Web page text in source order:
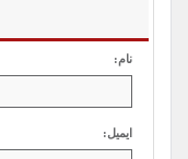
نام:
ایمیل: